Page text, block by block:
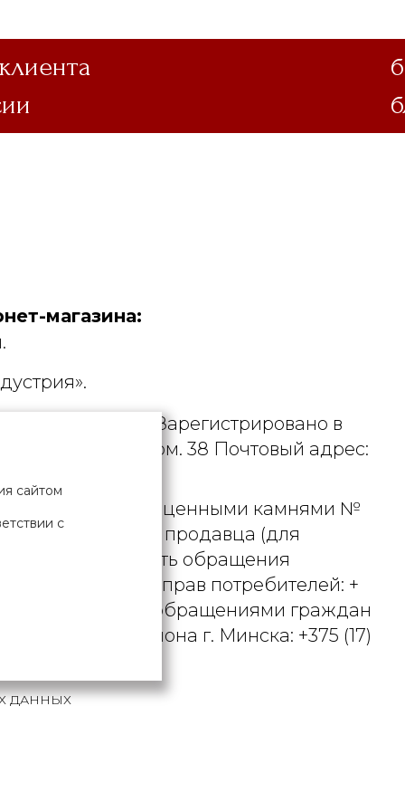
магазина:
190729471. Зарегистрировано в
д. 9А, пом. 38 Почтовый адрес:
и драгоценными камнями №
телефона продавца (для
рассматривать обращения
о защите прав потребителей: +
по работе с обращениями граждан
района г. Минска: +375 (17)
ДАННЫХ
сайтом
с